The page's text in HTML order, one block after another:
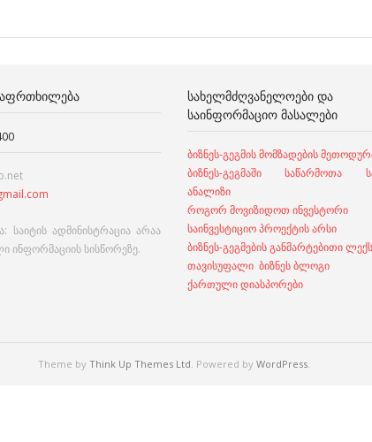
საიტის ადმინისტრაცია არაა
ინფორმაციის სისწორეზე.
ᲡᲐᲮᲔᲚᲛᲫᲦᲕᲐᲜᲔᲚᲝᲔᲑᲘ ᲓᲐ
ᲡᲐᲘᲜᲤᲝᲠᲛᲐᲪᲘᲝ ᲛᲐᲡᲐᲚᲔᲑᲘ
ბიზნეს-გეგმის მომზადების
ბიზნეს-გეგმაში საწარმოთა
ანალიზი
როგორ მოვიზიდოთ ინვესტორი
საინვესტიციო პროექტის არსი
ბიზნეს-გეგმების განმარტებითი
თავისუფალი ბიზნეს ბლოგი
ქართული დიასპორები
Theme by Think Up Themes Ltd. Powered by WordPress.